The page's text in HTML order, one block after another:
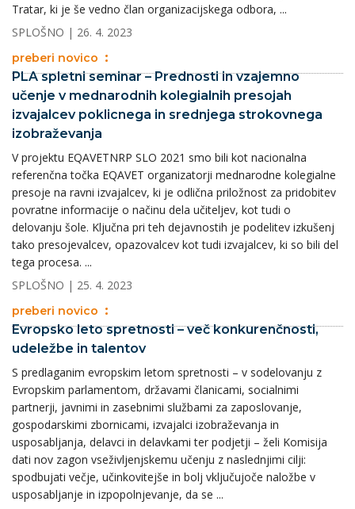
Tratar, ki je še vedno član organizacijskega odbora, ...
SPLOŠNO | 26. 4. 2023
preberi novico
PLA spletni seminar – Prednosti in vzajemno
učenje v mednarodnih kolegialnih presojah
izvajalcev poklicnega in srednjega strokovnega
izobraževanja
V projektu EQAVETNRP SLO 2021 smo bili kot nacionalna
referenčna točka EQAVET organizatorji mednarodne kolegialne
presoje na ravni izvajalcev, ki je odlična priložnost za pridobitev
povratne informacije o načinu dela učiteljev, kot tudi o
delovanju šole. Ključna pri teh dejavnostih je podelitev izkušenj
tako presojevalcev, opazovalcev kot tudi izvajalcev, ki so bili del
tega procesa. ...
SPLOŠNO | 25. 4. 2023
preberi novico
Evropsko leto spretnosti – več konkurenčnosti,
udeležbe in talentov
S predlaganim evropskim letom spretnosti – v sodelovanju z
Evropskim parlamentom, državami članicami, socialnimi
partnerji, javnimi in zasebnimi službami za zaposlovanje,
gospodarskimi zbornicami, izvajalci izobraževanja in
usposabljanja, delavci in delavkami ter podjetji – želi Komisija
dati nov zagon vseživljenjskemu učenju z naslednjimi cilji:
spodbujati večje, učinkovitejše in bolj vključujoče naložbe v
usposabljanje in izpopolnjevanje, da se ...